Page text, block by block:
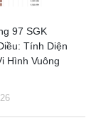
97 SGK
Tính Diện
Hình Vuông